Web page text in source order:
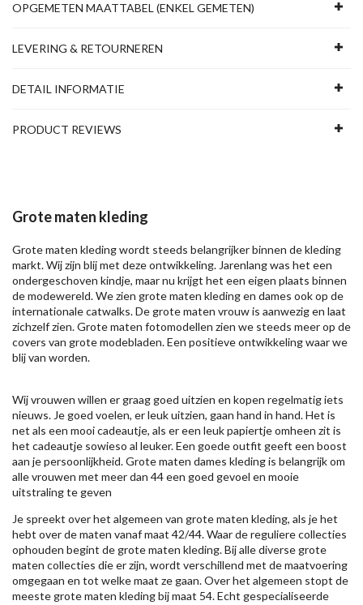
OPGEMETEN MAATTABEL (ENKEL GEMETEN)
LEVERING & RETOURNEREN
DETAIL INFORMATIE
PRODUCT REVIEWS
Grote maten kleding
Grote maten kleding wordt steeds belangrijker binnen de kleding
markt. Wij zijn blij met deze ontwikkeling. Jarenlang was het een
ondergeschoven kindje, maar nu krijgt het een eigen plaats binnen
de modewereld. We zien grote maten kleding en dames ook op de
internationale catwalks. De grote maten vrouw is aanwezig en laat
zichzelf zien. Grote maten fotomodellen zien we steeds meer op de
covers van grote modebladen. Een positieve ontwikkeling waar we
blij van worden.
Wij vrouwen willen er graag goed uitzien en kopen regelmatig iets
nieuws. Je goed voelen, er leuk uitzien, gaan hand in hand. Het is
net als een mooi cadeautje, als er een leuk papiertje omheen zit is
het cadeautje sowieso al leuker. Een goede outfit geeft een boost
aan je persoonlijkheid. Grote maten dames kleding is belangrijk om
alle vrouwen met meer dan 44 een goed gevoel en mooie
uitstraling te geven
Je spreekt over het algemeen van grote maten kleding, als je het
hebt over de maten vanaf maat 42/44. Waar de reguliere collecties
ophouden begint de grote maten kleding. Bij alle diverse grote
maten collecties die er zijn, wordt verschillend met de maatvoering
omgegaan en tot welke maat ze gaan. Over het algemeen stopt de
meeste grote maten kleding bij maat 54. Echt gespecialiseerde